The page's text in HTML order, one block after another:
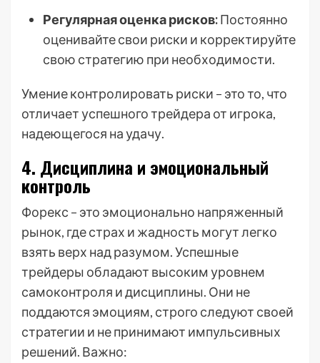
Регулярная оценка рисков:Постоянно
оценивайте свои риски и корректируйте
свою стратегию при необходимости.
Умение контролировать риски – это то, что
отличает успешного трейдера от игрока,
надеющегося на удачу.
4. Дисциплина и эмоциональный
контроль
Форекс – это эмоционально напряженный
рынок, где страх и жадность могут легко
взять верх над разумом. Успешные
трейдеры обладают высоким уровнем
самоконтроля и дисциплины. Они не
поддаются эмоциям, строго следуют своей
стратегии и не принимают импульсивных
решений. Важно: